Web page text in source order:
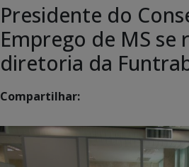
Presidente do
Emprego de MS se
diretoria da
Compartilhar: